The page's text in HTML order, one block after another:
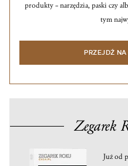
produkty – narzędzia, paski czy
tym
PRZEJDŹ
Zegarek
Już od